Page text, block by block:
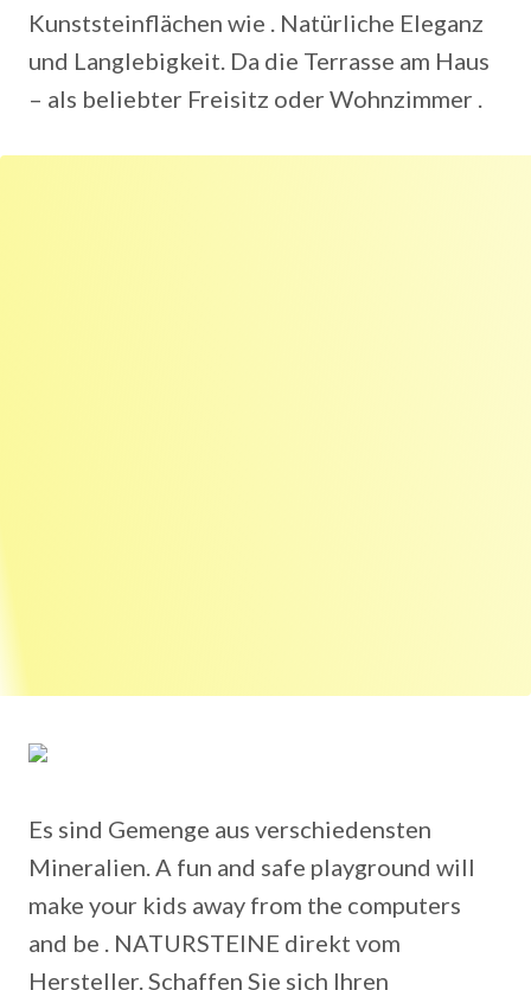
Kunststeinflächen wie . Natürliche Eleganz
und Langlebigkeit. Da die Terrasse am Haus
– als beliebter Freisitz oder Wohnzimmer .
Es sind Gemenge aus verschiedensten
Mineralien. A fun and safe playground will
make your kids away from the computers
and be . NATURSTEINE direkt vom
Hersteller. Schaffen Sie sich Ihren